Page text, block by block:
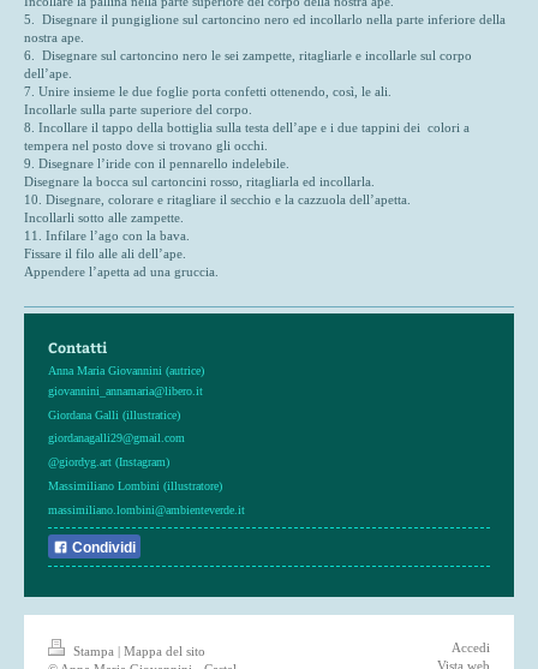
5. Disegnare il pungiglione sul cartoncino nero ed incollarlo nella parte inferiore della
nostra ape.
6. Disegnare sul cartoncino nero le sei zampette, ritagliarle e incollarle sul corpo
dell’ape.
7. Unire insieme le due foglie porta confetti ottenendo, così, le ali.
Incollarle sulla parte superiore del corpo.
8. Incollare il tappo della bottiglia sulla testa dell’ape e i due tappini dei colori a
tempera nel posto dove si trovano gli occhi.
9. Disegnare l’iride con il pennarello indelebile.
Disegnare la bocca sul cartoncini rosso, ritagliarla ed incollarla.
10. Disegnare, colorare e ritagliare il secchio e la cazzuola dell’apetta.
Incollarli sotto alle zampette.
11. Infilare l’ago con la bava.
Fissare il filo alle ali dell’ape.
Appendere l’apetta ad una gruccia.
Contatti
Anna Maria Giovannini (autrice)
giovannini_annamaria@libero.it
Giordana Galli (illustratice)
giordanagalli29@gmail.com
@giordyg.art (Instagram)
Massimiliano Lombini (illustratore)
massimiliano.lombini@ambienteverde.it
Condividi
Stampa | Mappa del sito
Accedi
Vista web